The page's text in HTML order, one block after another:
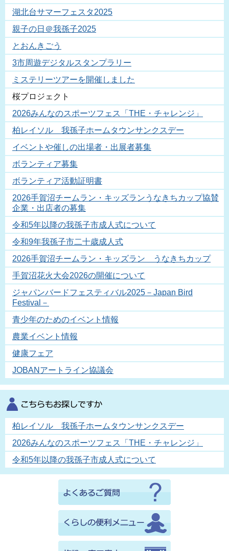
湖北台サマーフェスタ2025
親子の日＠我孫子2025
とおんきごう
3市周遊デジタルスタンプラリー
ミステリーツアーを開催しました
桜プロジェクト
2026みんなのスポーツフェス「THE・チャレンジ」
柏レイソル 我孫子ホームタウンサンクスデー
イベントや催しの出場者・出展者募集
ボランティア募集
ボランティア活動証明書
2026手賀沼チームラン・キッズランうなきちカップ協賛
企業・出店者の募集
令和5年以降の我孫子市成人式について
令和9年我孫子市二十歳成人式
2026手賀沼チームラン・キッズラン うなきちカップ
手賀沼花火大会2026の開催について
ジャパンバードフェスティバル2025－Japan Bird
Festival－
青少年のためのイベント情報
農業イベント情報
健康フェア
JOBANアートライン協議会
柏レイソル 我孫子ホームタウンサンクスデー
2026みんなのスポーツフェス「THE・チャレンジ」
令和5年以降の我孫子市成人式について